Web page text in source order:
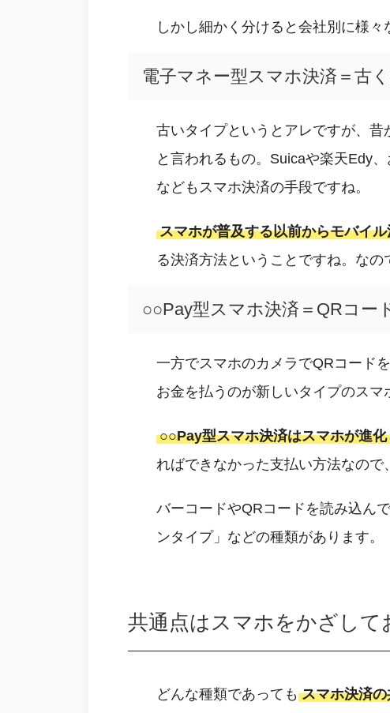
しかし細かく分けると会社別に様々
電子マネー型スマホ決済＝古
古いタイプというとアレですが、
と言われるもの。Suicaや楽天Edy
などもスマホ決済の手段ですね。
スマホが普及する以前からモバイ
る決済方法ということですね。なの
○○Pay型スマホ決済＝QRコー
一方でスマホのカメラでQRコード
お金を払うのが新しいタイプのスマ
○○Pay型スマホ決済はスマホが進
ればできなかった支払い方法なので
バーコードやQRコードを読み込ん
ンタイプ」などの種類があります。
共通点はスマホをかざして
どんな種類であっても スマホ決済